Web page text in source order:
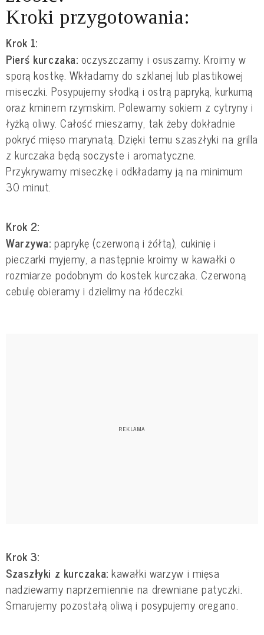
Kroki przygotowania:
Krok 1:
Pierś kurczaka: oczyszczamy i osuszamy. Kroimy w
sporą kostkę. Wkładamy do szklanej lub plastikowej
miseczki. Posypujemy słodką i ostrą papryką, kurkumą
oraz kminem rzymskim. Polewamy sokiem z cytryny i
łyżką oliwy. Całość mieszamy, tak żeby dokładnie
pokryć mięso marynatą. Dzięki temu szaszłyki na grilla
z kurczaka będą soczyste i aromatyczne.
Przykrywamy miseczkę i odkładamy ją na minimum
30 minut.
Krok 2:
Warzywa: paprykę (czerwoną i żółtą), cukinię i
pieczarki myjemy, a następnie kroimy w kawałki o
rozmiarze podobnym do kostek kurczaka. Czerwoną
cebulę obieramy i dzielimy na łódeczki.
Krok 3:
Szaszłyki z kurczaka: kawałki warzyw i mięsa
nadziewamy naprzemiennie na drewniane patyczki.
Smarujemy pozostałą oliwą i posypujemy oregano.